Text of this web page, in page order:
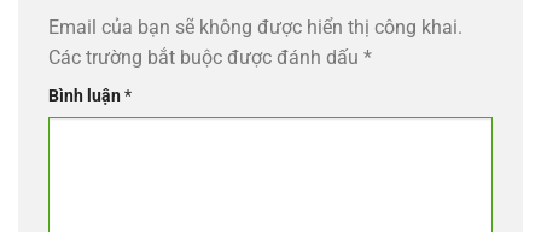
Email của bạn sẽ không được hiển thị công khai.
Các trường bắt buộc được đánh dấu *
Bình luận*